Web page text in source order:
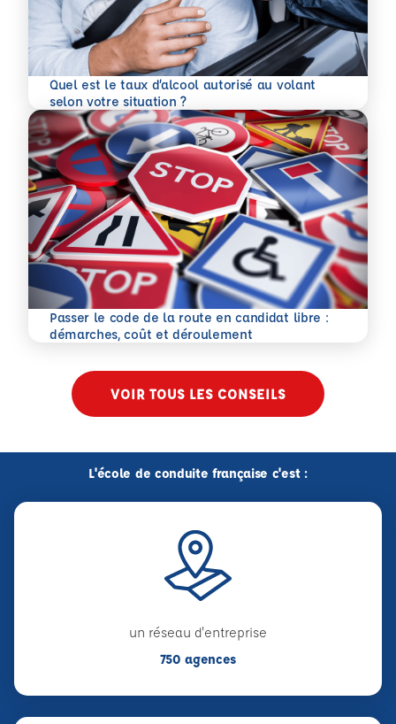
Quel est le taux d’alcool autorisé au volant
selon votre situation ?
En savoir plus
Passer le code de la route en candidat libre :
démarches, coût et déroulement
En savoir plus
VOIR TOUS LES CONSEILS
L'école de conduite française c'est :
un réseau d'entreprise
750 agences